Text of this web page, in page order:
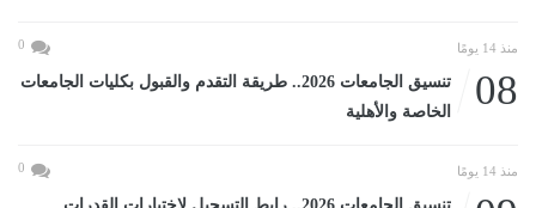
منذ 14 يومًا 0
08
تنسيق الجامعات 2026.. طريقة التقدم والقبول بكليات الجامعات
الخاصة والأهلية
منذ 14 يومًا 0